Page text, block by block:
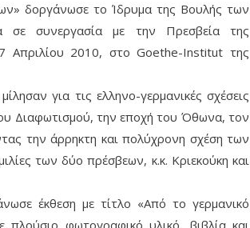
δοργάνωσε το Ίδρυμα της Βουλής των
σε συνεργασία με την Πρεσβεία της
Απριλίου 2010, στο Goethe-Institut της
για τις ελληνο-γερμανικές σχέσεις
Διαφωτισμού, την εποχή του Όθωνα, τον
την άρρηκτη και πολύχρονη σχέση των
των δύο πρέσβεων, κ.κ. Κριεκούκη και
έκθεση με τίτλο «Από το γερμανικό
πλούσιο φωτογραφικό υλικό, βιβλία και